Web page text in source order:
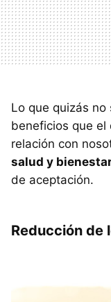
Lo que quizás
beneficios que
relación con
salud y
de aceptación.
Reducción de